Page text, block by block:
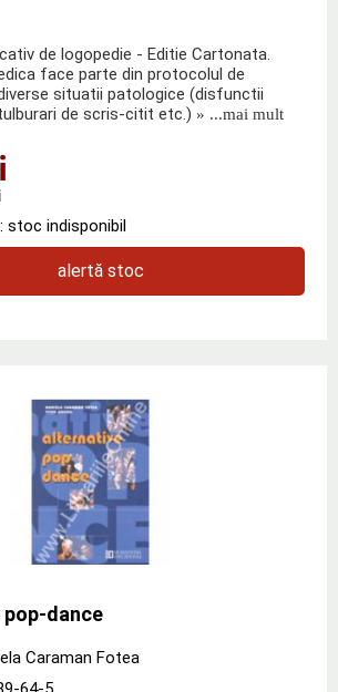
de logopedie - Editie Cartonata.
face parte din protocolul de
situatii patologice (disfunctii
de scris-citit etc.) » ...mai mult
stoc indisponibil
alertă stoc
dance
Caraman Fotea